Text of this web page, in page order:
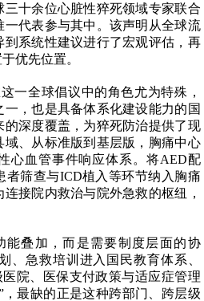
十余位心脏性猝死领域专家联合
代表参与其中。该声明从全球流
系统性建议进行了宏观评估，再
优先位置。
一全球倡议中的角色尤为特殊，
，也是具备体系化建设能力的国
深度覆盖，为猝死防治提供了现
域、从标准版到基层版，胸痛中心
心血管事件响应体系。将AED配
者筛查与ICD植入等环节纳入胸痛
接院内救治与院外急救的枢纽，
能叠加，而是需要制度层面的协
、急救培训进入国民教育体系、
院、医保支付政策与适应症管理
，最缺的正是这种跨部门、跨层级